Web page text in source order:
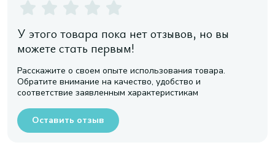
У этого товара пока нет отзывов, но вы
можете стать первым!
Расскажите о своем опыте использования товара.
Обратите внимание на качество, удобство и
соответствие заявленным характеристикам
Оставить отзыв